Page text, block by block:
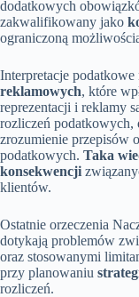
dodatkowych
zakwalifikowany jako
ograniczoną
Interpretacje podatkowe
reklamowych, które
reprezentacji i reklamy
rozliczeń podatkowych,
zrozumienie przepisów
podatkowych. Taka
konsekwencji
klientów.
Ostatnie orzeczenia
dotykają problemów
oraz stosowanymi
przy planowaniu
rozliczeń.